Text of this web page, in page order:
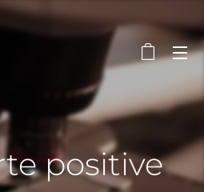
positive